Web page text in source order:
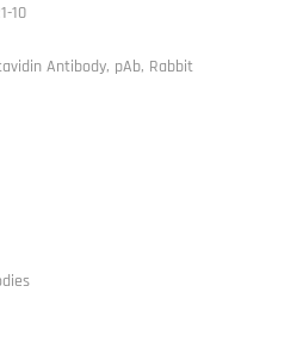
10
Antibody, pAb, Rabbit